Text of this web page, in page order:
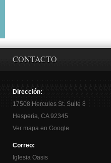
CONTACTO
Dirección:
17508 Hercules St. Suite 8
Hesperia, CA 92345
Ver mapa en Google
Correo:
Iglesia Oasis